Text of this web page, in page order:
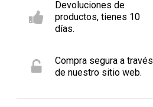
Devoluciones de
productos, tienes 10
días.
Compra segura a través
de nuestro sitio web.